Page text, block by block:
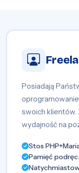
Posiadają
swoich klientów.
wydajność na
Stos
Pamięć